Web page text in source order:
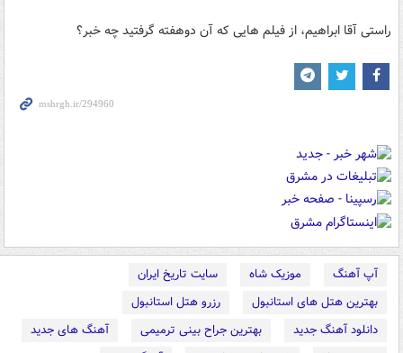
راستی آقا ابراهیم، از فیلم هایی که آن دوهفته گرفتید چه خبر؟
آپ آهنگ موزیک شاه
سایت تاریخ ایران
بهترین هتل های استانبول
رزرو هتل استانبول
دانلود آهنگ جدید
بهترین جراح بینی ترمیمی
آهنگ های جدید